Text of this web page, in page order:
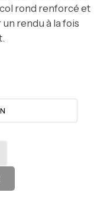
rond renforcé et
rendu à la fois